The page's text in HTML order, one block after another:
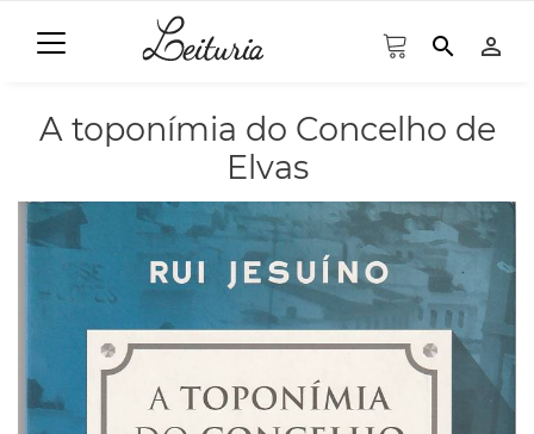
search person_outline
A toponímia do Concelho de
Elvas